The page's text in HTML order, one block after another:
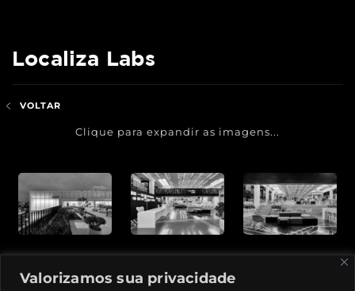
Valorizamos sua privacidade
Localiza Labs
VOLTAR
Clique para expandir as imagens...